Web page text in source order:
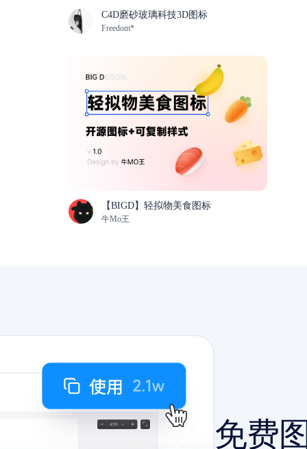
C4D磨砂玻璃科技3D图标
Freedom*
【BIGD】轻拟物美食图标
牛Mo王
免费